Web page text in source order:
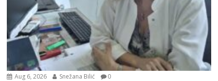
Aug 6, 2026 Snežana Bilić 0